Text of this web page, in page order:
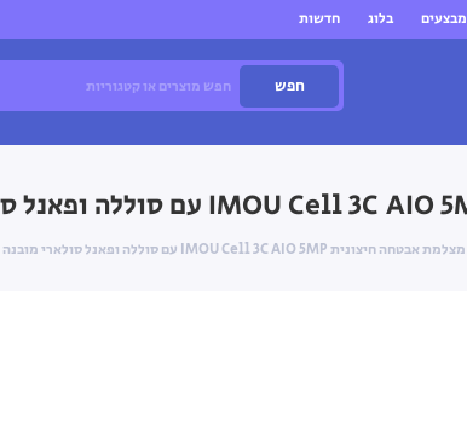
מבצעים בלוג חדשות
חפש
מצלמת אבטחה חיצונית IMOU Cell 3C AIO 5MP עם סוללה ופאנל סולארי מובנה